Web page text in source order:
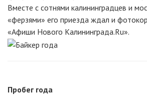
Вместе с сотнями калининградцев и
«ферзями» его приезда ждал и
«Афиши Нового Калининграда.Ru».
Пробег года